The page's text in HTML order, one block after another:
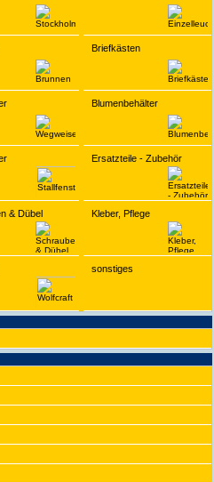
Briefkästen
Blumenbehälter
Ersatzteile - Zubehör
& Dübel Kleber, Pflege
sonstiges